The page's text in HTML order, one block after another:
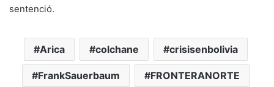
sentenció.
Arica colchane crisisenbolivia
FrankSauerbaum FRONTERANORTE